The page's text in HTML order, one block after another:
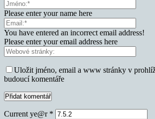
Please enter your name here
You have entered an incorrect email address!
Please enter your email address here
Uložit jméno, email a www stránky v
budoucí komentáře
Current ye@r *